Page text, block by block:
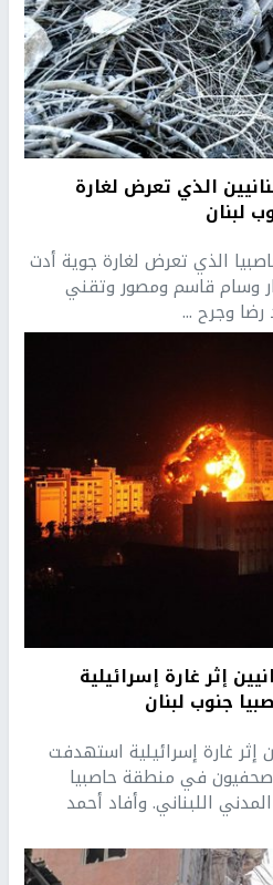
الذي تعرض لغارة
لبنان
الذي تعرض لغارة جوية أدت
وسام قاسم ومصور وتقني
رضا وجرح ...
لبنانيين إثر غارة إسرائيلية
جنوب لبنان
إثر غارة إسرائيلية استهدفت
في منطقة حاصبيا
اللبناني. وأفاد أحمد